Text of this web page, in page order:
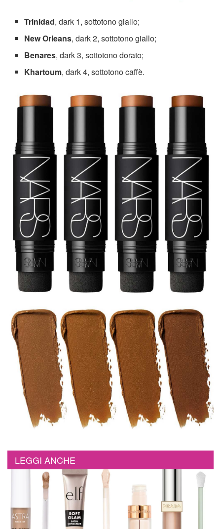
Trinidad, dark 1, sottotono giallo;
New Orleans, dark 2, sottotono giallo;
Benares, dark 3, sottotono dorato;
Khartoum, dark 4, sottotono caffè.
LEGGI ANCHE